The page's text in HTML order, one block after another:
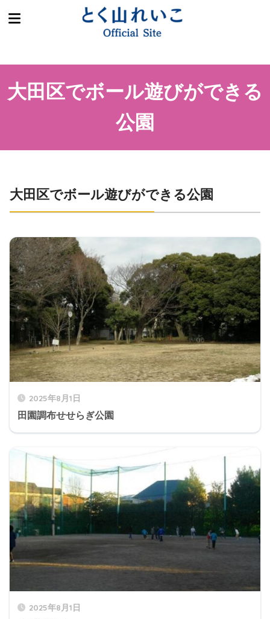
大田区でボール遊びができる
公園
大田区でボール遊びができる公園
2025年8月1日
田園調布せせらぎ公園
2025年8月1日